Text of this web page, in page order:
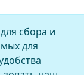
сбора и
для